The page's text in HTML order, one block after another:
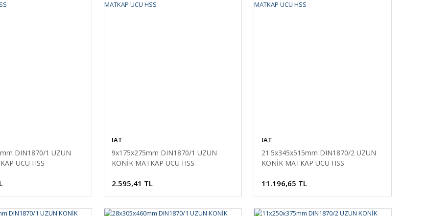
DIN1870/1 UZUN
UCU HSS
IAT
9x175x275mm DIN1870/1 UZUN
KONİK MATKAP UCU HSS
2.595,41 TL
IAT
21.5x345x515mm DIN1870/2 UZUN
KONİK MATKAP UCU HSS
11.196,65 TL